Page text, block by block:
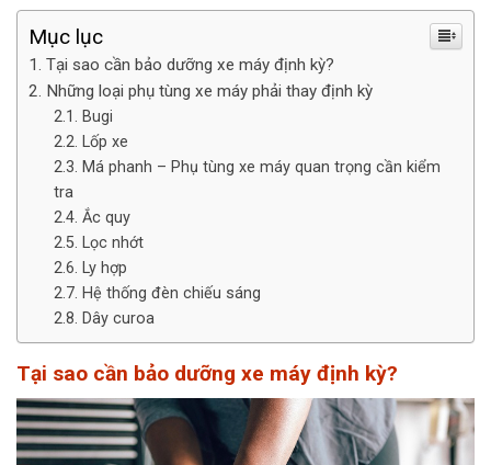
Mục lục
Tại sao cần bảo dưỡng xe máy định kỳ?
Những loại phụ tùng xe máy phải thay định kỳ
Bugi
Lốp xe
Má phanh – Phụ tùng xe máy quan trọng cần kiểm
tra
Ắc quy
Lọc nhớt
Ly hợp
Hệ thống đèn chiếu sáng
Dây curoa
Tại sao cần bảo dưỡng xe máy định kỳ?